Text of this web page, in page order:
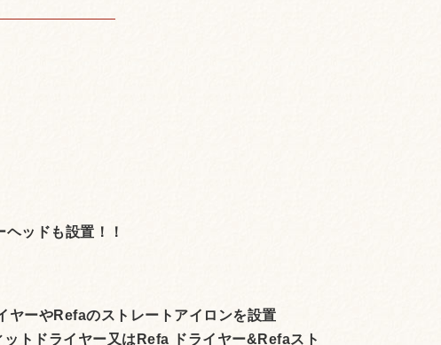
ッドも設置！！
ーやRefaのストレートアイロンを設置
トドライヤー又はRefa ドライヤー&Refaスト